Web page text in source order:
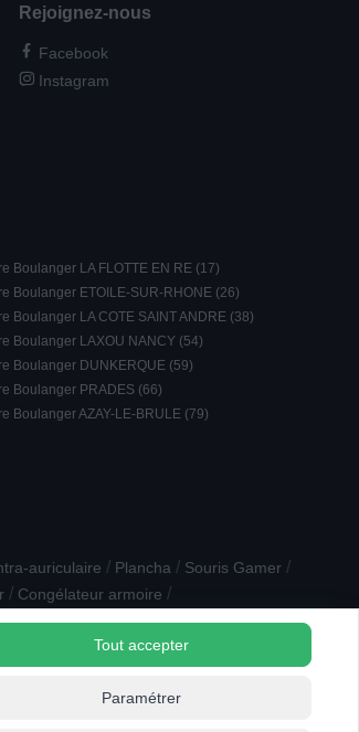
Tout accepter
Paramétrer
Rejoignez-nous
Facebook
Instagram
Boulanger LA FLOTTE EN RE (17)
Boulanger ETOILE-SUR-RHONE (26)
Boulanger LA COTE SAINT ANDRE (38)
Boulanger LAXOU NANCY (54)
Boulanger DUNKERQUE (59)
Boulanger PRADES (66)
Boulanger AZAY-LE-BRULE (79)
auriculaire / Plancha / Souris Gamer /
/ Congélateur armoire /
porteur en ligne